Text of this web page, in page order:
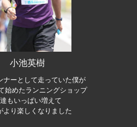
小池英樹
ナーとして走っていた僕が
始めたランニングショップ
もいっぱい増えて
より楽しくなりました